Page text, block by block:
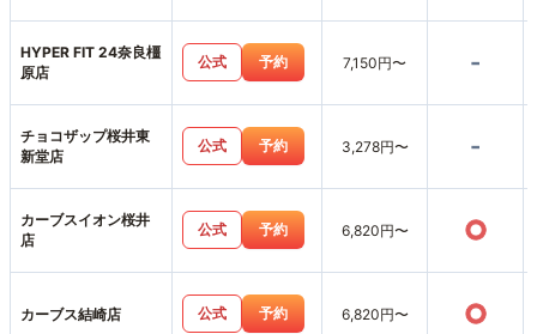
HYPER FIT 24奈良橿
原店
公式 予約 7,150円〜 -
チョコザップ桜井東
新堂店
公式 予約 3,278円〜 -
カーブスイオン桜井
店
公式 予約 6,820円〜 ○
カーブス結崎店 公式 予約 6,820円〜 ○